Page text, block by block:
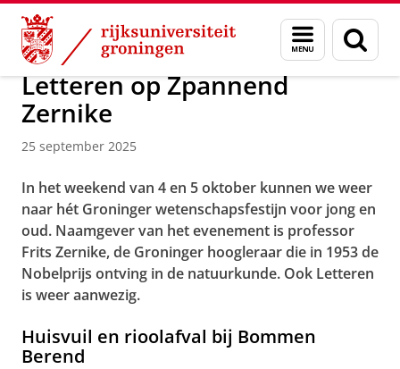
Skip
Content
Skip
Navigation
Menu
en
zoeken
Over ons Actueel
Letteren op Zpannend
Zernike
25 september 2025
In het weekend van 4 en 5 oktober kunnen we weer
naar hét Groninger wetenschapsfestijn voor jong en
oud. Naamgever van het evenement is professor
Frits Zernike, de Groninger hoogleraar die in 1953 de
Nobelprijs ontving in de natuurkunde. Ook Letteren
is weer aanwezig.
Huisvuil en rioolafval bij Bommen
Berend